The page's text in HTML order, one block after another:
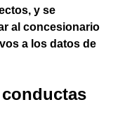
y se
al concesionario
a los datos de